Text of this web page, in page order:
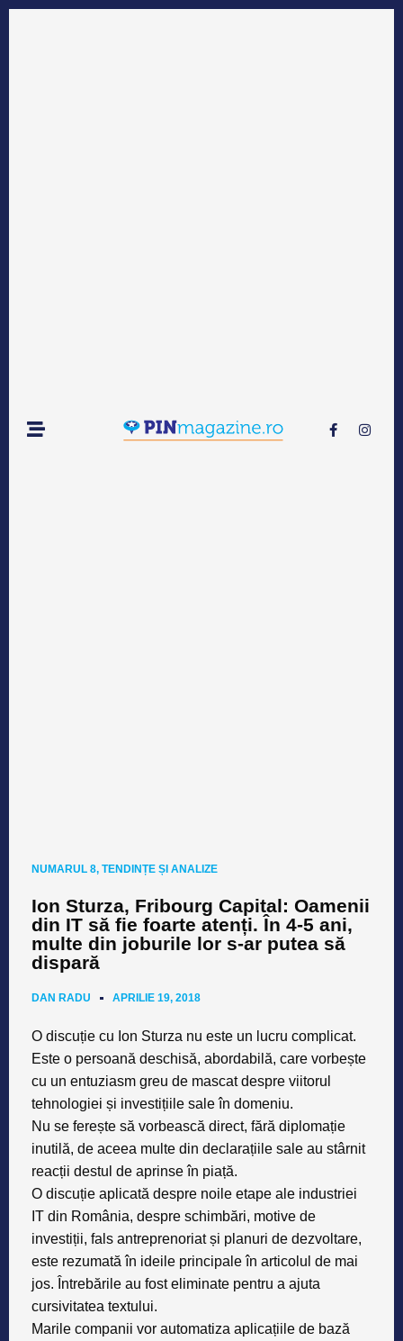
NUMARUL 8, TENDINȚE ȘI ANALIZE
Ion Sturza, Fribourg Capital: Oamenii
din IT să fie foarte atenți. În 4-5 ani,
multe din joburile lor s-ar putea să
dispară
DAN RADU APRILIE 19, 2018
O discuție cu Ion Sturza nu este un lucru complicat.
Este o persoană deschisă, abordabilă, care vorbește
cu un entuziasm greu de mascat despre viitorul
tehnologiei și investițiile sale în domeniu.
Nu se ferește să vorbească direct, fără diplomație
inutilă, de aceea multe din declarațiile sale au stârnit
reacții destul de aprinse în piață.
O discuție aplicată despre noile etape ale industriei
IT din România, despre schimbări, motive de
investiții, fals antreprenoriat și planuri de dezvoltare,
este rezumată în ideile principale în articolul de mai
jos. Întrebările au fost eliminate pentru a ajuta
cursivitatea textului.
Marile companii vor automatiza aplicațiile de bază